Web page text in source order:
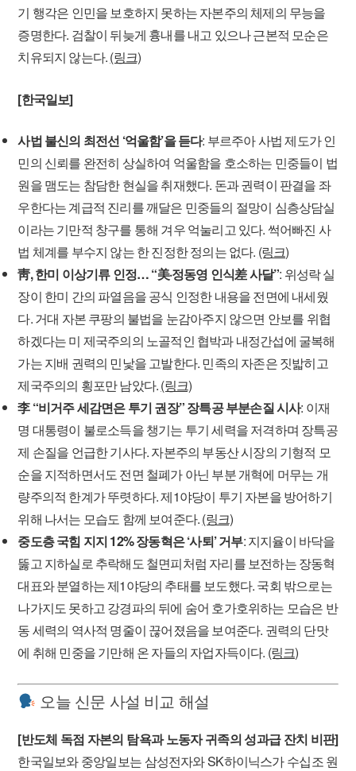
기 행각은 인민을 보호하지 못하는 자본주의 체제의 무능을
증명한다. 검찰이 뒤늦게 흉내를 내고 있으나 근본적 모순은
치유되지 않는다.(링크)
[한국일보]
사법 불신의 최전선 ‘억울함’을 듣다: 부르주아 사법 제도가 인
민의 신뢰를 완전히 상실하여 억울함을 호소하는 민중들이 법
원을 맴도는 참담한 현실을 취재했다. 돈과 권력이 판결을 좌
우한다는 계급적 진리를 깨달은 민중들의 절망이 심층상담실
이라는 기만적 창구를 통해 겨우 억눌리고 있다. 썩어빠진 사
법 체계를 부수지 않는 한 진정한 정의는 없다. (링크)
靑, 한미 이상기류 인정… “美·정동영 인식差 사달”: 위성락 실
장이 한미 간의 파열음을 공식 인정한 내용을 전면에 내세웠
다. 거대 자본 쿠팡의 불법을 눈감아주지 않으면 안보를 위협
하겠다는 미 제국주의의 노골적인 협박과 내정간섭에 굴복해
가는 지배 권력의 민낯을 고발한다. 민족의 자존은 짓밟히고
제국주의의 횡포만 남았다.(링크)
李 “비거주 세감면은 투기 권장” 장특공 부분손질 시사: 이재
명 대통령이 불로소득을 챙기는 투기 세력을 저격하며 장특공
제 손질을 언급한 기사다. 자본주의 부동산 시장의 기형적 모
순을 지적하면서도 전면 철폐가 아닌 부분 개혁에 머무는 개
량주의적 한계가 뚜렷하다. 제1야당이 투기 자본을 방어하기
위해 나서는 모습도 함께 보여준다.(링크)
중도층 국힘 지지 12% 장동혁은 ‘사퇴’ 거부: 지지율이 바닥을
뚫고 지하실로 추락해도 철면피처럼 자리를 보전하는 장동혁
대표와 분열하는 제1야당의 추태를 보도했다. 국회 밖으로는
나가지도 못하고 강경파의 뒤에 숨어 호가호위하는 모습은 반
동 세력의 역사적 명줄이 끊어졌음을 보여준다. 권력의 단맛
에 취해 민중을 기만해 온 자들의 자업자득이다. (링크)
오늘 신문 사설 비교 해설
[반도체 독점 자본의 탐욕과 노동자 귀족의 성과급 잔치 비판]
한국일보와 중앙일보는 삼성전자와 SK하이닉스가 수십조 원